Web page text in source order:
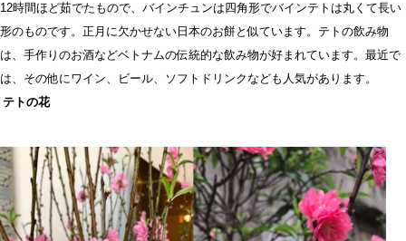
12時間ほど茹でたもので、バインチュンは四角形でバインテトは丸くて長い
形のものです。正月に欠かせない日本のお餅と似ています。テトの飲み物
は、手作りのお酒などベトナムの伝統的な飲み物が好まれています。最近で
は、その他にワイン、ビール、ソフトドリンクなども人気があります。
テトの花